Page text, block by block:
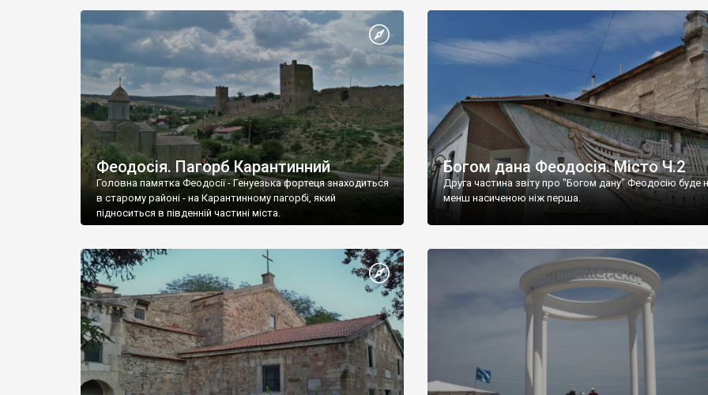
Феодосія. Пагорб Карантинний
Головна памятка Феодосії - Генуезька фортеця знаходиться
в старому районі - на Карантинному пагорбі, який
підноситься в південній частині міста.
Богом дана Феодосія. Місто Ч.2
Друга частина звіту про "Богом дану" Феодосію буде
менш насиченою ніж перша.